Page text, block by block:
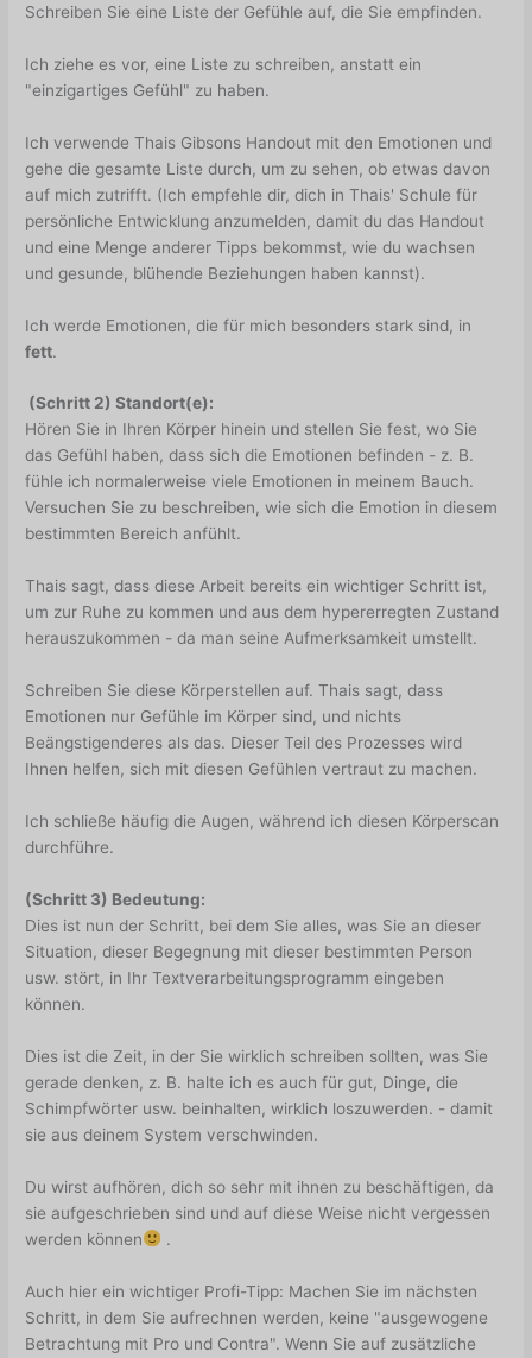
Schreiben Sie eine Liste der Gefühle auf, die Sie empfinden.
Ich ziehe es vor, eine Liste zu schreiben, anstatt ein
"einzigartiges Gefühl" zu haben.
Ich verwende Thais Gibsons Handout mit den Emotionen und
gehe die gesamte Liste durch, um zu sehen, ob etwas davon
auf mich zutrifft. (Ich empfehle dir, dich in Thais' Schule für
persönliche Entwicklung anzumelden, damit du das Handout
und eine Menge anderer Tipps bekommst, wie du wachsen
und gesunde, blühende Beziehungen haben kannst).
Ich werde Emotionen, die für mich besonders stark sind, in
fett.
(Schritt 2) Standort(e):
Hören Sie in Ihren Körper hinein und stellen Sie fest, wo Sie
das Gefühl haben, dass sich die Emotionen befinden - z. B.
fühle ich normalerweise viele Emotionen in meinem Bauch.
Versuchen Sie zu beschreiben, wie sich die Emotion in diesem
bestimmten Bereich anfühlt.
Thais sagt, dass diese Arbeit bereits ein wichtiger Schritt ist,
um zur Ruhe zu kommen und aus dem hypererregten Zustand
herauszukommen - da man seine Aufmerksamkeit umstellt.
Schreiben Sie diese Körperstellen auf. Thais sagt, dass
Emotionen nur Gefühle im Körper sind, und nichts
Beängstigenderes als das. Dieser Teil des Prozesses wird
Ihnen helfen, sich mit diesen Gefühlen vertraut zu machen.
Ich schließe häufig die Augen, während ich diesen Körperscan
durchführe.
(Schritt 3) Bedeutung:
Dies ist nun der Schritt, bei dem Sie alles, was Sie an dieser
Situation, dieser Begegnung mit dieser bestimmten Person
usw. stört, in Ihr Textverarbeitungsprogramm eingeben
können.
Dies ist die Zeit, in der Sie wirklich schreiben sollten, was Sie
gerade denken, z. B. halte ich es auch für gut, Dinge, die
Schimpfwörter usw. beinhalten, wirklich loszuwerden. - damit
sie aus deinem System verschwinden.
Du wirst aufhören, dich so sehr mit ihnen zu beschäftigen, da
sie aufgeschrieben sind und auf diese Weise nicht vergessen
werden können
.
Auch hier ein wichtiger Profi-Tipp: Machen Sie im nächsten
Schritt, in dem Sie aufrechnen werden, keine "ausgewogene
Betrachtung mit Pro und Contra". Wenn Sie auf zusätzliche